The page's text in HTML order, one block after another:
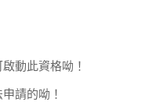
動此資格呦！
請的呦！